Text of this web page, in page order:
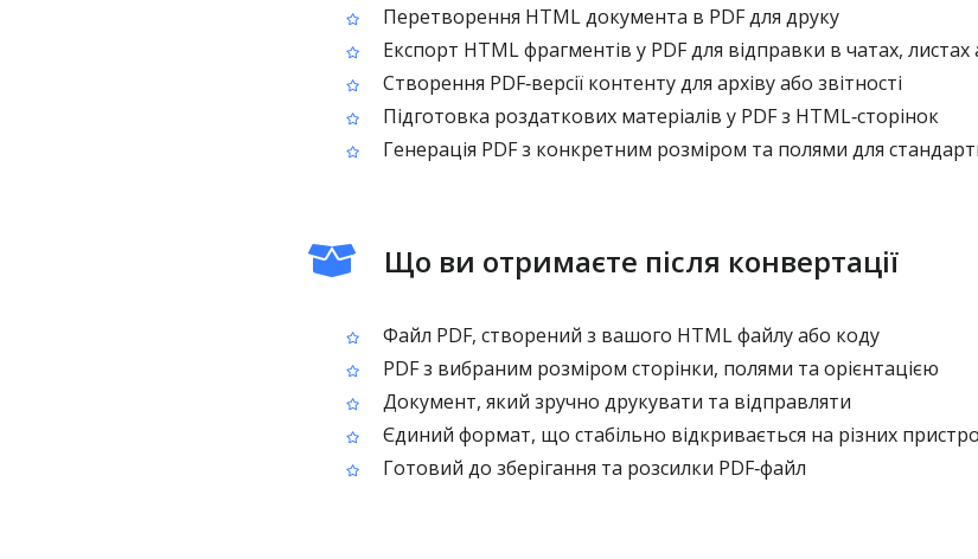
Перетворення HTML документа в PDF для друку
Експорт HTML фрагментів у PDF для відправки в чатах, листах
Створення PDF‑версії контенту для архіву або звітності
Підготовка роздаткових матеріалів у PDF з HTML‑сторінок
Генерація PDF з конкретним розміром та полями для
Що ви отримаєте після конвертації
Файл PDF, створений з вашого HTML файлу або коду
PDF з вибраним розміром сторінки, полями та орієнтацією
Документ, який зручно друкувати та відправляти
Єдиний формат, що стабільно відкривається на різних
Готовий до зберігання та розсилки PDF‑файл